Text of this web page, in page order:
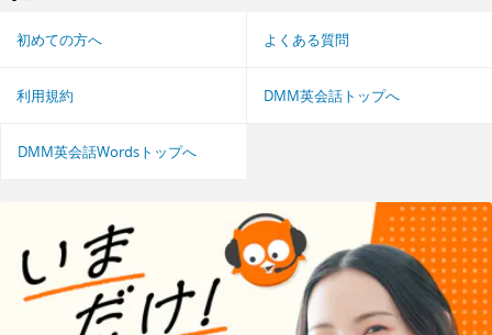
初めての方へ よくある質問
利用規約 DMM英会話トップへ
DMM英会話Wordsトップへ